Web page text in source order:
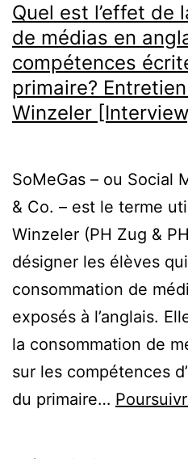
Quel est l’effet de
de médias en
compétences
primaire?
Winzeler
SoMeGas – ou Social
& Co. – est le terme
Winzeler (PH Zug &
désigner les élèves
consommation de
exposés à l’anglais.
la consommation de
sur les compétences
du primaire…